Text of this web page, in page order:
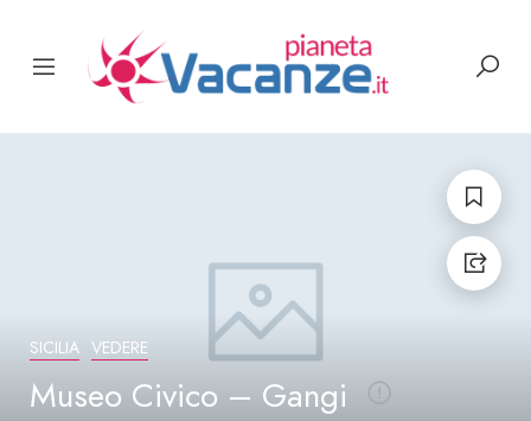
SICILIA VEDERE
Museo Civico – Gangi